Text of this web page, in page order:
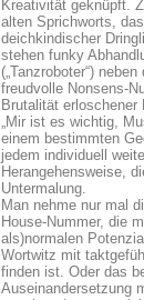
Kreativität geknüpft.
alten Sprichworts,
deichkindischer
stehen funky
(„Tanzroboter“)
freudvolle Nonsens-
Brutalität erloschener
„Mir ist es wichtig,
einem bestimmten
jedem individuell
Herangehensweise,
Untermalung.
Man nehme nur mal
House-Nummer, die
als)normalen
Wortwitz mit
finden ist. Oder das
Auseinandersetzung